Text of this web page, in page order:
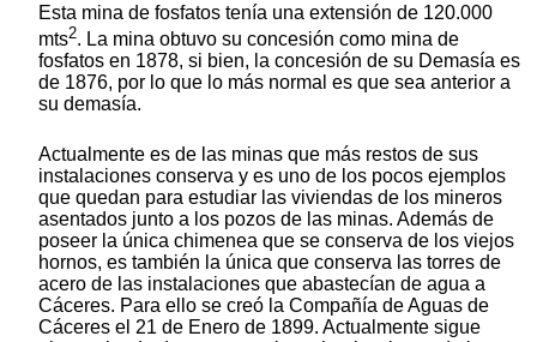
Esta mina de fosfatos tenía una extensión de 120.000
mts2. La mina obtuvo su concesión como mina de
fosfatos en 1878, si bien, la concesión de su Demasía es
de 1876, por lo que lo más normal es que sea anterior a
su demasía.
Actualmente es de las minas que más restos de sus
instalaciones conserva y es uno de los pocos ejemplos
que quedan para estudiar las viviendas de los mineros
asentados junto a los pozos de las minas. Además de
poseer la única chimenea que se conserva de los viejos
hornos, es también la única que conserva las torres de
acero de las instalaciones que abastecían de agua a
Cáceres. Para ello se creó la Compañía de Aguas de
Cáceres el 21 de Enero de 1899. Actualmente sigue